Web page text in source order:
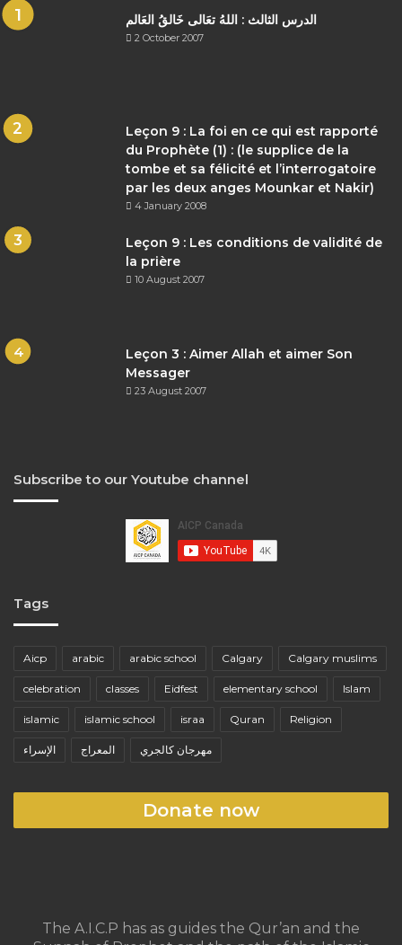
الدرس الثالث : اللهُ تعَالى خَالقُ العَالم
2 October 2007
Leçon 9 : La foi en ce qui est rapporté
du Prophète (1) : (le supplice de la
tombe et sa félicité et l’interrogatoire
par les deux anges Mounkar et Nakir)
4 January 2008
Leçon 9 : Les conditions de validité de
la prière
10 August 2007
Leçon 3 : Aimer Allah et aimer Son
Messager
23 August 2007
Subscribe to our Youtube channel
Tags
Aicp arabic arabic school Calgary Calgary muslims
celebration classes Eidfest elementary school Islam
islamic islamic school israa Quran Religion
الإسراء المعراج مهرجان كالجري
Donate now
The A.I.C.P has as guides the Qur’an and the